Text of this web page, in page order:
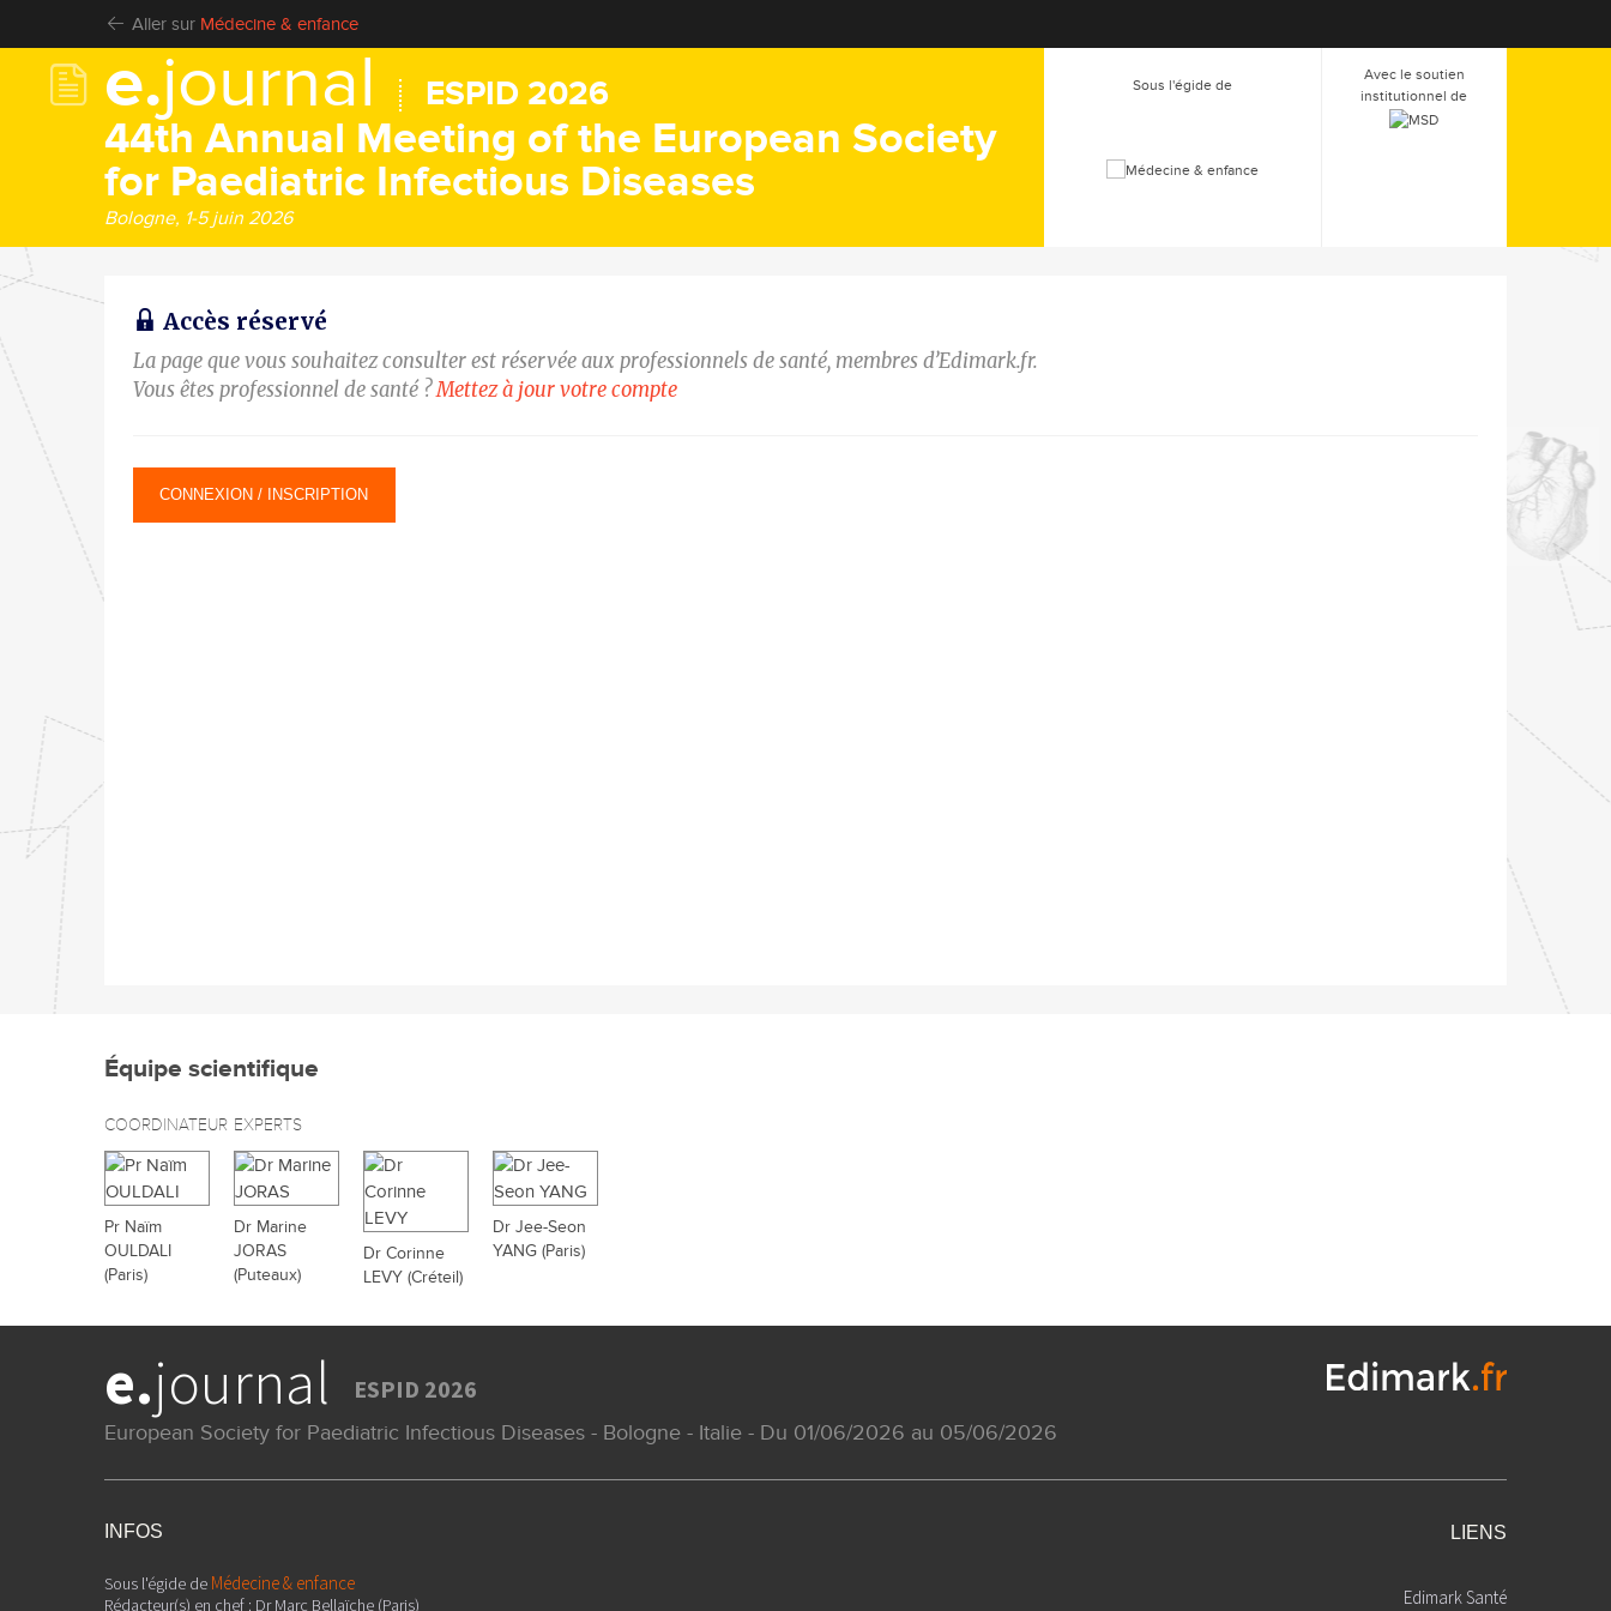
Aller sur Médecine & enfance
e.journal ESPID 2026
44th Annual Meeting of the European Society
for Paediatric Infectious Diseases
Bologne, 1-5 juin 2026
Sous l'égide de
Avec le soutien
institutionnel de
Accès réservé
La page que vous souhaitez consulter est réservée aux professionnels de santé, membres d’Edimark.fr.
Vous êtes professionnel de santé ?Mettez à jour votre compte
CONNEXION / INSCRIPTION
Équipe scientifique
COORDINATEUR
Pr Naïm
OULDALI
(Paris)
EXPERTS
Dr Marine
JORAS
(Puteaux)
Dr Corinne
LEVY (Créteil)
Dr Jee-Seon
YANG (Paris)
e.journal ESPID 2026
European Society for Paediatric Infectious Diseases - Bologne - Italie - Du 01/06/2026 au 05/06/2026
INFOS
Sous l'égide de Médecine & enfance
Rédacteur(s) en chef : Dr Marc Bellaïche (Paris)
LIENS
Edimark Santé